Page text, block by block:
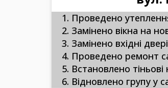
2. Замінено вікна на
1. Проведено
3. Замінено вхідні
4. Проведено ремонт
5. Встановлено тіньові
6. Відновлено групу у